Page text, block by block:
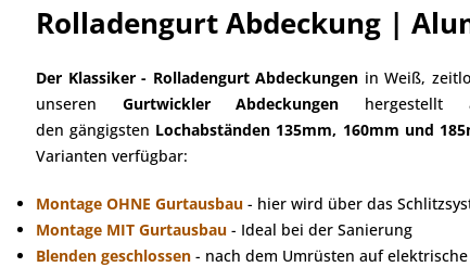
Rolladengurt Abdeckung |
Der Klassiker - Rolladengurt Abdeckungen in Weiß,
unseren Gurtwickler Abdeckungen hergestellt
den gängigsten Lochabständen 135mm, 160mm und
Varianten verfügbar:
Montage OHNE Gurtausbau - hier wird über das
Montage MIT Gurtausbau - Ideal bei der Sanierung
Blenden geschlossen - nach dem Umrüsten auf